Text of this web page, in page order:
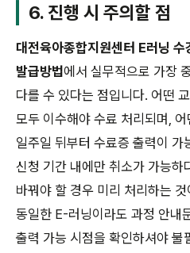
6. 진행 시 주의할 점
대전육아종합지원센터 E러닝 수
발급방법에서 실무적으로 가장
다를 수 있다는 점입니다. 어떤
모두 이수해야 수료 처리되며,
일주일 뒤부터 수료증 출력이 가
신청 기간 내에만 취소가 가능하
바꿔야 할 경우 미리 처리하는
동일한 E-러닝이라도 과정 안내
출력 가능 시점을 확인하셔야 불